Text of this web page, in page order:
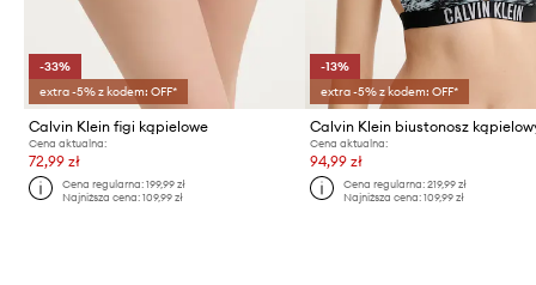
-33%
extra -5% z kodem: OFF*
Calvin Klein figi kąpielowe
Cena aktualna:
72,99 zł
Cena regularna:199,99 zł
Najniższa cena:109,99 zł
-13%
extra -5% z kodem: OFF*
Calvin Klein biustonosz
Cena aktualna:
94,99 zł
Cena regularna: 219,99 zł
Najniższa cena: 109,99 zł